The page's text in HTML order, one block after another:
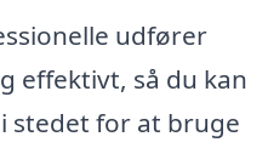
udfører
effektivt, så du kan
stedet for at bruge